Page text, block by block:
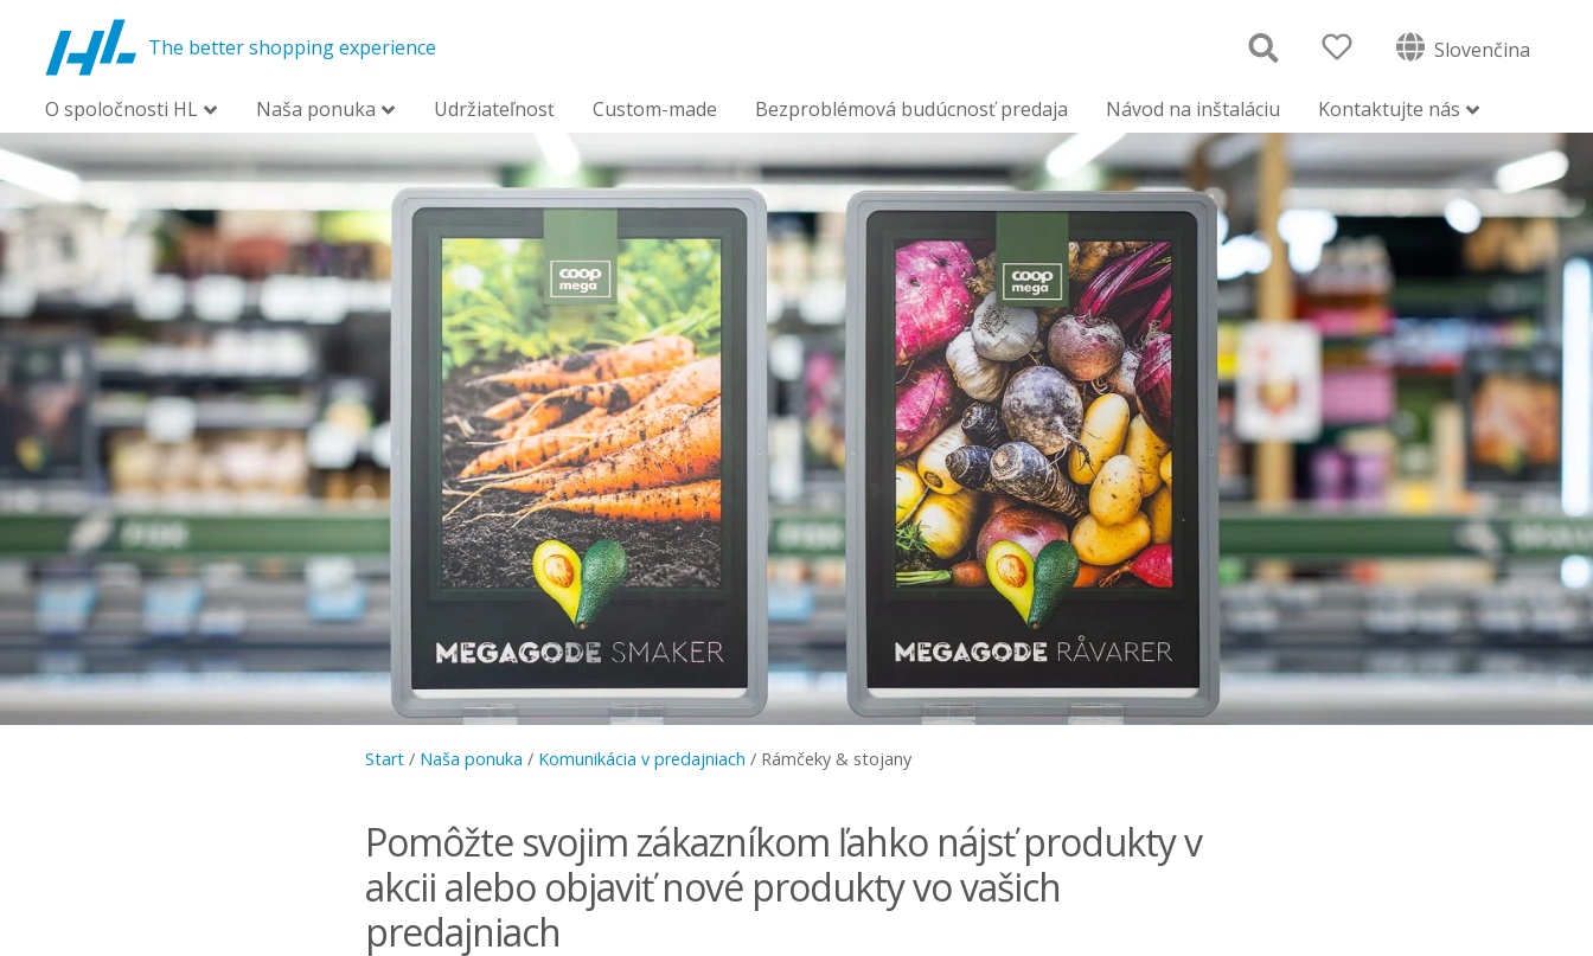
The better shopping experience Slovenčina
O spoločnosti HL Naša ponuka Udržiateľnosť Custom-made Bezproblémová budúcnosť predaja Návod na inštaláciu Kontaktujte nás
Start/ Naša ponuka / Komunikácia v predajniach / Rámčeky & stojany
Pomôžte svojim zákazníkom ľahko nájsť produkty v
akcii alebo objaviť nové produkty vo vašich
predajniach